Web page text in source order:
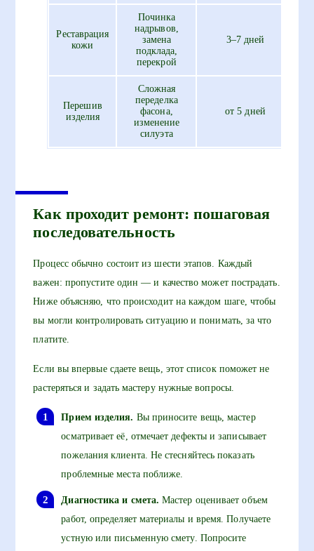
Реставрация
кожи
Починка
надрывов,
замена
подклада,
перекрой
3–7 дней
Перешив
изделия
Сложная
переделка
фасона,
изменение
силуэта
от 5 дней
Как проходит ремонт: пошаговая
последовательность
Процесс обычно состоит из шести этапов. Каждый
важен: пропустите один — и качество может пострадать.
Ниже объясняю, что происходит на каждом шаге, чтобы
вы могли контролировать ситуацию и понимать, за что
платите.
Если вы впервые сдаете вещь, этот список поможет не
растеряться и задать мастеру нужные вопросы.
Прием изделия. Вы приносите вещь, мастер
осматривает её, отмечает дефекты и записывает
пожелания клиента. Не стесняйтесь показать
проблемные места поближе.
Диагностика и смета. Мастер оценивает объем
работ, определяет материалы и время. Получаете
устную или письменную смету. Попросите